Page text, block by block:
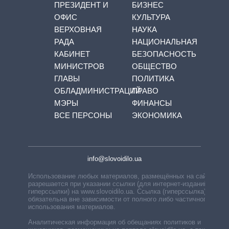
ПРЕЗИДЕНТ И
ОФИС
ВЕРХОВНАЯ
РАДА
КАБИНЕТ
МИНИСТРОВ
ГЛАВЫ
ОБЛАДМИНИСТРАЦИЙ
МЭРЫ
ВСЕ ПЕРСОНЫ
БИЗНЕС
КУЛЬТУРА
НАУКА
НАЦИОНАЛЬНАЯ
БЕЗОПАСНОСТЬ
ОБЩЕСТВО
ПОЛИТИКА
ПРАВО
ФИНАНСЫ
ЭКОНОМИКА
info@slovoidilo.ua
Использование любых материалов, размещённых на сайте,
разрешается при указании ссылки (для интернет-изданий —
гиперссылки) на www.slovoidilo.ua. Ссылка (гиперссылка)
обязательна вне зависимости от полного либо частичного
использования материалов.
Аналитическая информация об обещаниях политиков и